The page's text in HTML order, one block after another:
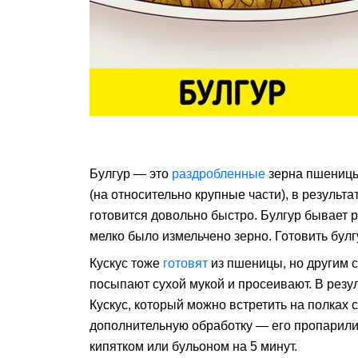
Булгур — это раздробленные зерна
(на относительно крупные части), в
готовится довольно быстро. Булгур бывает
мелко было измельчено зерно. Готовить
Кускус тоже готовят из пшеницы, но другим
посыпают сухой мукой и просеивают. В
Кускус, который можно встретить на
дополнительную обработку — его
кипятком или бульоном на 5 минут.